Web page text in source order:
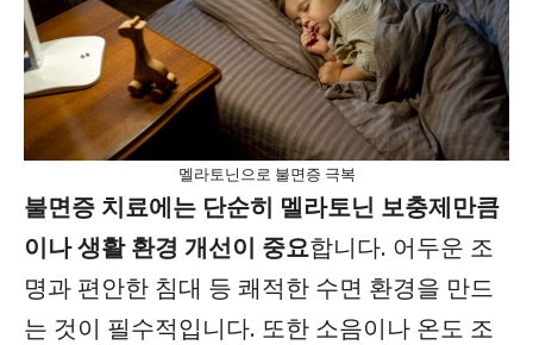
멜라토닌으로 불면증 극복
불면증 치료에는 단순히 멜라토닌 보충제만큼
이나 생활 환경 개선이 중요합니다. 어두운 조
명과 편안한 침대 등 쾌적한 수면 환경을 만드
는 것이 필수적입니다. 또한 소음이나 온도 조